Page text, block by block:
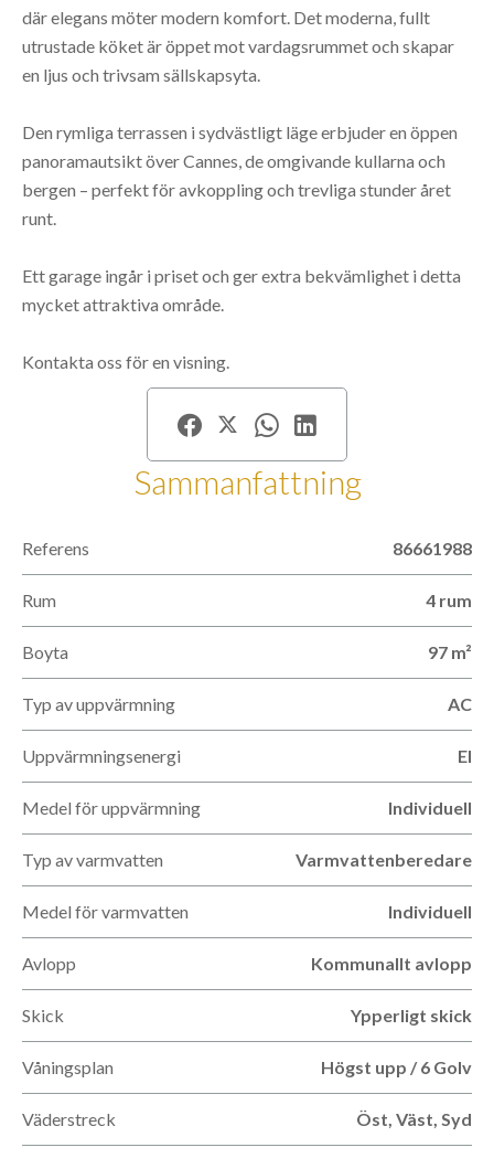
där elegans möter modern komfort. Det moderna, fullt
utrustade köket är öppet mot vardagsrummet och skapar
en ljus och trivsam sällskapsyta.
Den rymliga terrassen i sydvästligt läge erbjuder en öppen
panoramautsikt över Cannes, de omgivande kullarna och
bergen – perfekt för avkoppling och trevliga stunder året
runt.
Ett garage ingår i priset och ger extra bekvämlighet i detta
mycket attraktiva område.
Kontakta oss för en visning.
Sammanfattning
Referens 86661988
Rum 4 rum
Boyta 97 m²
Typ av uppvärmning AC
Uppvärmningsenergi El
Medel för uppvärmning Individuell
Typ av varmvatten Varmvattenberedare
Medel för varmvatten Individuell
Avlopp Kommunallt avlopp
Skick Ypperligt skick
Våningsplan Högst upp / 6 Golv
Väderstreck Öst, Väst, Syd